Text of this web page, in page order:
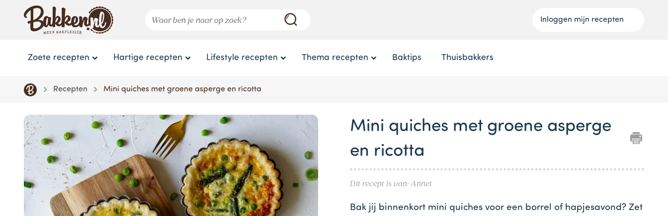
Inloggen mijn recepten
Zoete recepten Hartige recepten Lifestyle recepten Thema recepten Baktips Thuisbakkers
Recepten Mini quiches met groene asperge en ricotta
Mini quiches met groene asperge
en ricotta
Dit recept is van: Annet
Bak jij binnenkort mini quiches voor een borrel of hapjesavond? Zet